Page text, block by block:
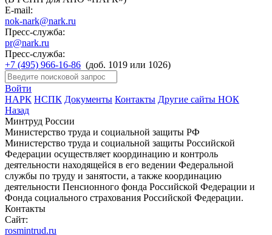
E-mail:
nok-nark@nark.ru
Пресс-служба:
pr@nark.ru
Пресс-служба:
+7 (495) 966-16-86 (доб. 1019 или 1026)
Войти
НАРК НСПК Документы Контакты Другие сайты НОК
Назад
Минтруд России
Министерство труда и социальной защиты РФ
Министерство труда и социальной защиты Российской
Федерации осуществляет координацию и контроль
деятельности находящейся в его ведении Федеральной
службы по труду и занятости, а также координацию
деятельности Пенсионного фонда Российской Федерации и
Фонда социального страхования Российской Федерации.
Контакты
Сайт:
rosmintrud.ru